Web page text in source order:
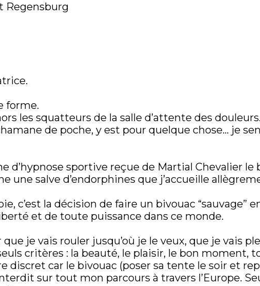
Regensburg
forme.
les squatteurs de la salle d’attente des douleurs.
de poche, y est pour quelque chose… je
d’hypnose sportive reçue de Martial Chevalier
une salve d’endorphines que j’accueille
c’est la décision de faire un bivouac “sauvage”
et de toute puissance dans ce monde.
je vais rouler jusqu’où je le veux, que je vais
critères : la beauté, le plaisir, le bon moment,
discret car le bivouac (poser sa tente le soir et
sur tout mon parcours à travers l’Europe.